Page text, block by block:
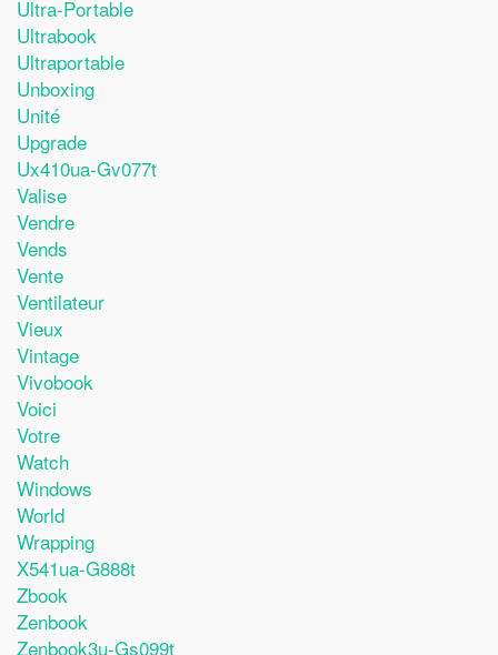
Ultra-Portable
Ultrabook
Ultraportable
Unboxing
Unité
Upgrade
Ux410ua-Gv077t
Valise
Vendre
Vends
Vente
Ventilateur
Vieux
Vintage
Vivobook
Voici
Votre
Watch
Windows
World
Wrapping
X541ua-G888t
Zbook
Zenbook
Zenbook3u-Gs099t